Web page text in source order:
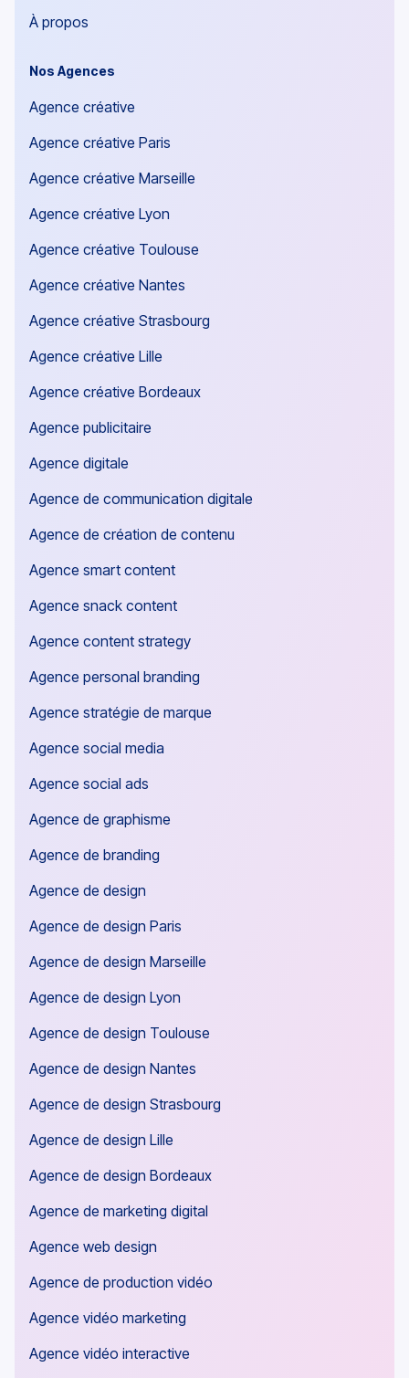
À propos
Nos Agences
Agence créative
Agence créative Paris
Agence créative Marseille
Agence créative Lyon
Agence créative Toulouse
Agence créative Nantes
Agence créative Strasbourg
Agence créative Lille
Agence créative Bordeaux
Agence publicitaire
Agence digitale
Agence de communication digitale
Agence de création de contenu
Agence smart content
Agence snack content
Agence content strategy
Agence personal branding
Agence stratégie de marque
Agence social media
Agence social ads
Agence de graphisme
Agence de branding
Agence de design
Agence de design Paris
Agence de design Marseille
Agence de design Lyon
Agence de design Toulouse
Agence de design Nantes
Agence de design Strasbourg
Agence de design Lille
Agence de design Bordeaux
Agence de marketing digital
Agence web design
Agence de production vidéo
Agence vidéo marketing
Agence vidéo interactive